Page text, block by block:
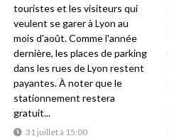
31 juillet à 15:00
touristes et les visiteurs qui
veulent se garer à Lyon au
mois d'août. Comme l'année
dernière, les places de parking
dans les rues de Lyon restent
payantes. À noter que le
stationnement restera
gratuit...